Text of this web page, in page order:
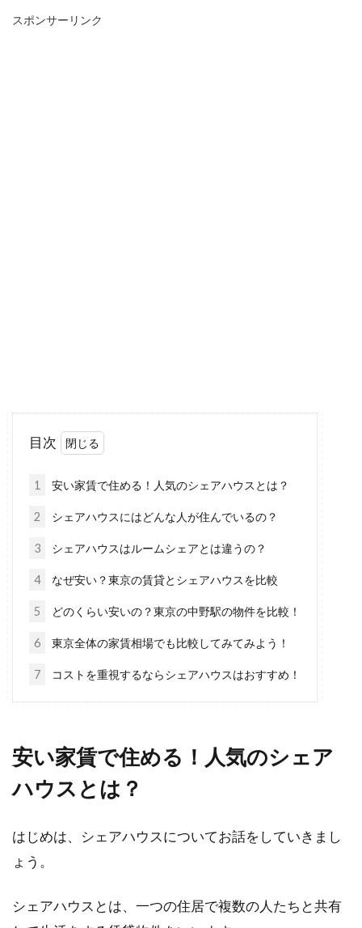
か？かけるべき言葉とは？
投資用の不動産を購入した場合、家賃収入のた
めに賃貸に出すことが多いです。そうなると自
私道を通るには通行権が必要！車で
道路には多くの決まりごとが存在します。道路
の中でも私道は特に扱いが難しいので、近隣ト
ラブルの...
賃貸アパートの契約時に支払う敷
金・礼金に消費税はかかる？
とまったお金を支払う必要があります。主な支
スポンサーリンク
目次
1 安い家賃で住める！人気のシェアハウスとは？
2 シェアハウスにはどんな人が住んでいるの？
3 シェアハウスはルームシェアとは違うの？
4 なぜ安い？東京の賃貸とシェアハウスを比較
5 どのくらい安いの？東京の中野駅の物件を比較！
6 東京全体の家賃相場でも比較してみてみよう！
7 コストを重視するならシェアハウスはおすすめ！
安い家賃で住める！人気のシェア
ハウスとは？
はじめは、シェアハウスについてお話をしていきまし
ょう。
シェアハウスとは、一つの住居で複数の人たちと共有